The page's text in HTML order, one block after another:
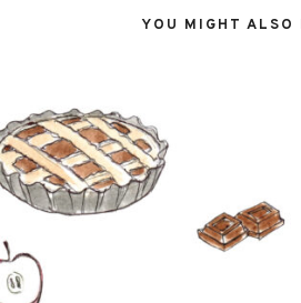
YOU MIGHT ALSO